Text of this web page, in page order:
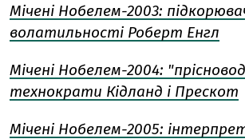
Мічені Нобелем-2003:
волатильності Роберт Енгл
Мічені Нобелем-2004:
технократи Кідланд і Прескот
Мічені Нобелем-2005: